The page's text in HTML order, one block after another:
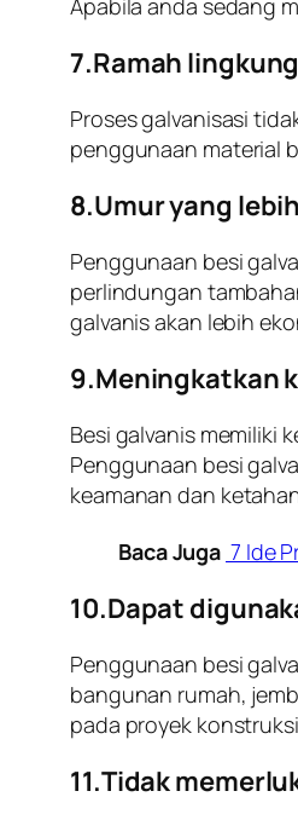
7.Ramah
Proses galvanisasi
penggunaan material
8.Umur yang
Penggunaan besi
perlindungan
galvanis akan lebih
9.Meningkatkan
Besi galvanis memiliki
Penggunaan besi
keamanan dan
Baca Juga 7 Ide
10.Dapat
Penggunaan besi
bangunan rumah,
pada proyek
11.Tidak